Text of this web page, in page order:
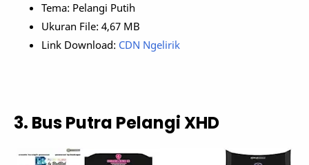
Tema: Pelangi Putih
Ukuran File: 4,67 MB
Link Download: CDN Ngelirik
3. Bus Putra Pelangi XHD